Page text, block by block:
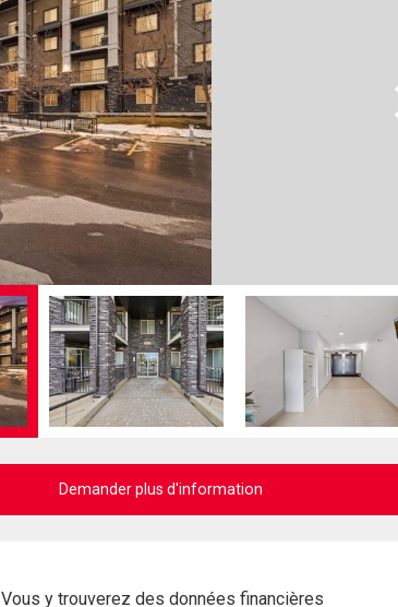
Demander plus d'information
Vous y trouverez des données financières